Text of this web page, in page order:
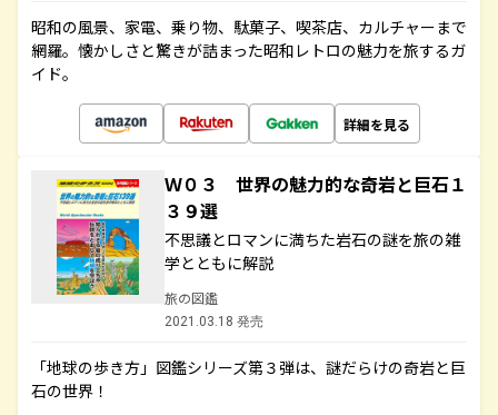
昭和の風景、家電、乗り物、駄菓子、喫茶店、カルチャーまで
網羅。懐かしさと驚きが詰まった昭和レトロの魅力を旅するガ
イド。
詳細を見る
Ｗ０３ 世界の魅力的な奇岩と巨石１
３９選
不思議とロマンに満ちた岩石の謎を旅の雑
学とともに解説
旅の図鑑
2021.03.18 発売
「地球の歩き方」図鑑シリーズ第３弾は、謎だらけの奇岩と巨
石の世界！